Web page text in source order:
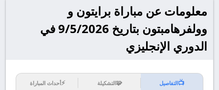
معلومات عن مباراة برايتون و
وولفرهامبتون بتاريخ 9/5/2026 في
الدوري الإنجليزي
📺التفاصيل 🧩التشكيلة ⚡أحداث المباراة